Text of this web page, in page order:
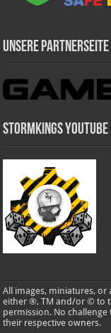
Unsere Partnerseite
Stormkings Youtube
All images, miniatures,
either ®, TM and/or © to
permission. No challenge
their respective owners.